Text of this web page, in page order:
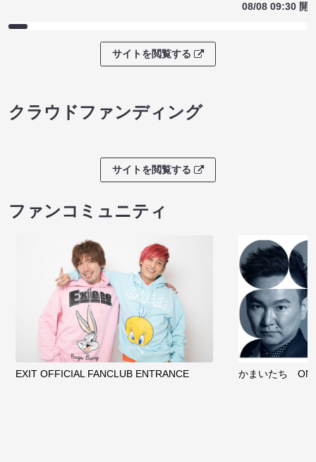
08/08 09:30 開
サイトを閲覧する
クラウドファンディング
サイトを閲覧する
ファンコミュニティ
EXIT OFFICIAL FANCLUB ENTRANCE かまいたち